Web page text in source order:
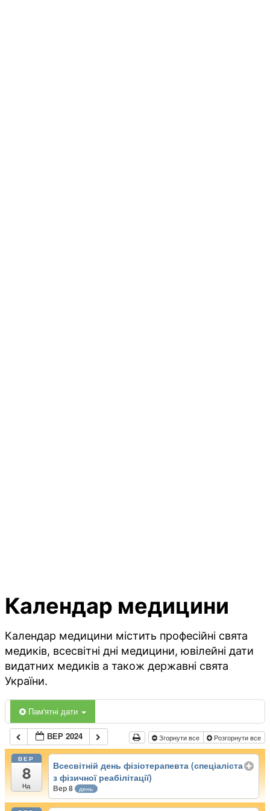
Календар медицини
Календар медицини містить професійні свята
медиків, всесвітні дні медицини, ювілейні дати
видатних медиків а також державні свята
України.
Пам'ятні дати
ВЕР 2024 Згорнути все Розгорнути все
ВЕР
8
Нд
Всесвітній день фізіотерапевта (спеціаліста
з фізичної реабілітації)
Вер 8 день